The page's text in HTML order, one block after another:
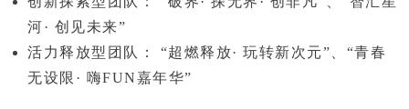
河· 创见未来”
活力释放型团队：
“超燃释放· 玩转新次元”、“青春
无设限· 嗨FUN嘉年华”